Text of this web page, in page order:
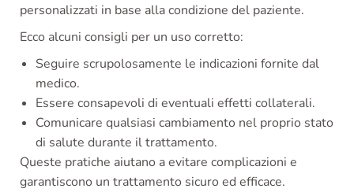
personalizzati in base alla condizione del paziente.
Ecco alcuni consigli per un uso corretto:
Seguire scrupolosamente le indicazioni fornite dal
medico.
Essere consapevoli di eventuali effetti collaterali.
Comunicare qualsiasi cambiamento nel proprio stato
di salute durante il trattamento.
Queste pratiche aiutano a evitare complicazioni e
garantiscono un trattamento sicuro ed efficace.